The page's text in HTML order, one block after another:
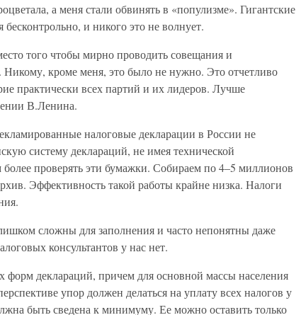
а меня стали обвинять в «популизме». Гигантские
и никого это не волнует.
того чтобы мирно проводить совещания и
кроме меня, это было не нужно. Это отчетливо
практически всех партий и их лидеров. Лучше
В.Ленина.
налоговые декларации в России не
систему деклараций, не имея технической
проверять эти бумажки. Собираем по 4–5 миллионов
Эффективность такой работы крайне низка. Налоги
сложны для заполнения и часто непонятны даже
консультантов у нас нет.
форм деклараций, причем для основной массы населения
упор должен делаться на уплату всех налогов у
быть сведена к минимуму. Ее можно оставить только